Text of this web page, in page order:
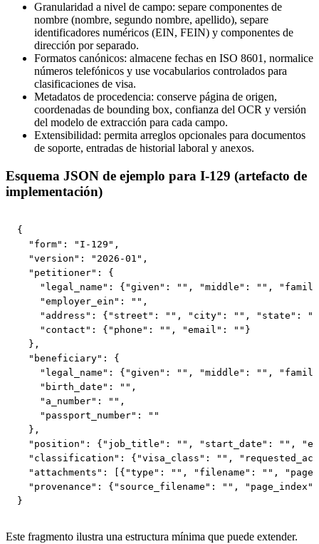
Granularidad a nivel de campo: separe componentes de
nombre (nombre, segundo nombre, apellido), separe
identificadores numéricos (EIN, FEIN) y componentes de
dirección por separado.
Formatos canónicos: almacene fechas en ISO 8601, normalice
números telefónicos y use vocabularios controlados para
clasificaciones de visa.
Metadatos de procedencia: conserve página de origen,
coordenadas de bounding box, confianza del OCR y versión
del modelo de extracción para cada campo.
Extensibilidad: permita arreglos opcionales para documentos
de soporte, entradas de historial laboral y anexos.
Esquema JSON de ejemplo para I-129 (artefacto de
implementación)
{
  "form": "I-129",
  "version": "2026-01",
  "petitioner": {
"legal_name": {"given": "", "middle": "",
    "employer_ein": "",
"address": {"street": "", "city": "", "state":
    "contact": {"phone": "", "email": ""}
  },
  "beneficiary": {
"legal_name": {"given": "", "middle": "",
    "birth_date": "",
    "a_number": "",
    "passport_number": ""
  },
"position": {"job_title": "", "start_date": "",
"classification": {"visa_class": "",
"attachments": [{"type": "", "filename": "",
"provenance": {"source_filename": "",
}
Este fragmento ilustra una estructura mínima que puede extender.